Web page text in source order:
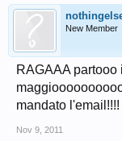
New Member
RAGAAA partooo
mandato
Nov 9, 2011